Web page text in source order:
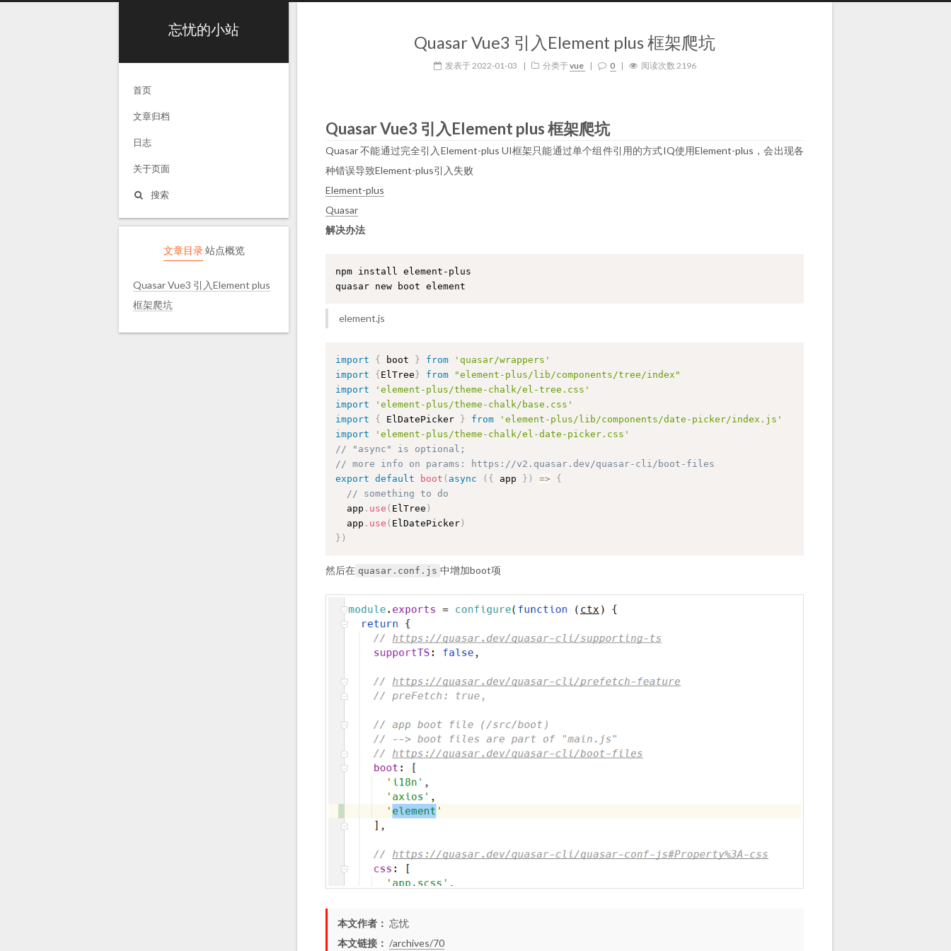
忘忧的小站
首页
文章归档
日志
关于页面
搜索
Quasar Vue3 引入Element plus 框架爬坑
发表于2022-01-03 | 分类于vue | 0 | 阅读次数 2196
Quasar Vue3 引入Element plus 框架爬坑
Quasar 不能通过完全引入Element-plus UI框架只能通过单个组件引用的方式IQ使用Element-plus，会出现各
种错误导致Element-plus引入失败
Element-plus
Quasar
解决办法
npm install element-plus
element.js
import { boot } from
'quasar/wrappers'
import
{ ElTree } from
"element-plus/lib/components/tree/index"
import
'element-plus/theme-chalk/el-tree.css'
import
'element-plus/theme-chalk/base.css'
import
{ ElDatePicker } from
'element-plus/lib/components/date-picker/index.js'
import
'element-plus/theme-chalk/el-date-picker.css'
// "async" is optional;
// more info on params: https://v2.quasar.dev/quasar-cli/boot-files
export default boot ( async ( { app } ) => {
// something to do
  app
. use ( ElTree )
  app
. use ( ElDatePicker )
} )
然后在 quasar.conf.js 中增加boot项
本文作者： 忘忧
本文链接： /archives/70
文章目录 站点概览
Quasar Vue3 引入Element plus
框架爬坑